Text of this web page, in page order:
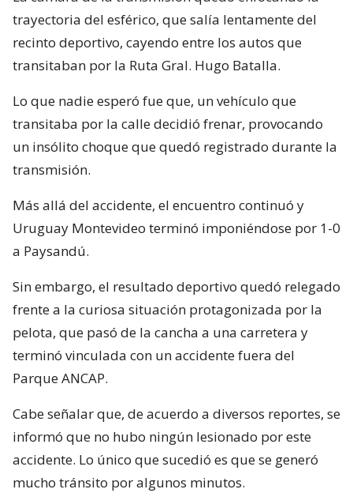
trayectoria del esférico, que salía lentamente del
recinto deportivo, cayendo entre los autos que
transitaban por la Ruta Gral. Hugo Batalla.
Lo que nadie esperó fue que, un vehículo que
transitaba por la calle decidió frenar, provocando
un insólito choque que quedó registrado durante la
transmisión.
Más allá del accidente, el encuentro continuó y
Uruguay Montevideo terminó imponiéndose por 1-0
a Paysandú.
Sin embargo, el resultado deportivo quedó relegado
frente a la curiosa situación protagonizada por la
pelota, que pasó de la cancha a una carretera y
terminó vinculada con un accidente fuera del
Parque ANCAP.
Cabe señalar que, de acuerdo a diversos reportes, se
informó que no hubo ningún lesionado por este
accidente. Lo único que sucedió es que se generó
mucho tránsito por algunos minutos.